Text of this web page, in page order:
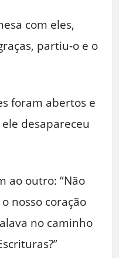
com eles,
partiu-o e o
foram abertos e
desapareceu
ao outro: “Não
nosso coração
no caminho